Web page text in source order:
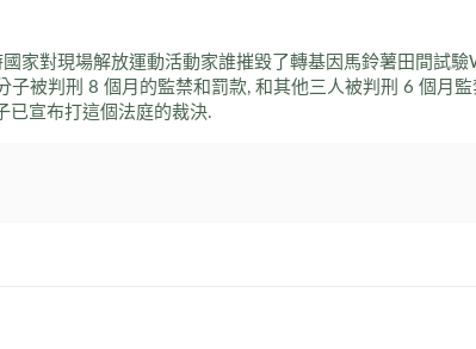
家對現場解放運動活動家誰摧毀了轉基因馬鈴薯田間試
被判刑 8 個月的監禁和罰款, 和其他三人被判刑 6 個月
已宣布打這個法庭的裁決.